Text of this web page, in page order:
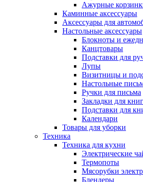
Ажурные
Каминные аксессуары
Аксессуары для
Настольные аксессуары
Блокноты и
Канцтовары
Подставки для
Лупы
Визитницы и
Настольные
Ручки для письма
Закладки для книг
Подставки для
Календари
Товары для уборки
Техника
Техника для кухни
Электрические
Термопоты
Мясорубки
Блендеры